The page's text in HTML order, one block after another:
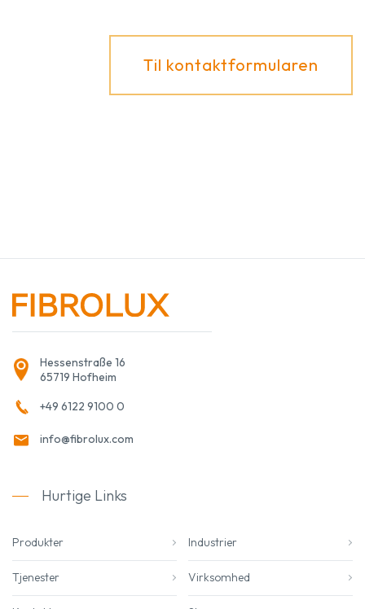
Til kontaktformularen
Hessenstraße 16
65719 Hofheim
+49 6122 9100 0
info@fibrolux.com
Hurtige Links
Produkter Industrier
Tjenester Virksomhed